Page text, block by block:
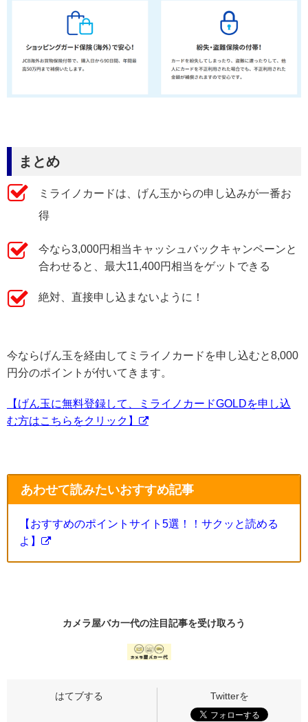
まとめ
ミライノカードは、げん玉からの申し込みが一番お
得
今なら3,000円相当キャッシュバックキャンペーンと
合わせると、最大11,400円相当をゲットできる
絶対、直接申し込まないように！
今ならげん玉を経由してミライノカードを申し込むと8,000
円分のポイントが付いてきます。
【げん玉に無料登録して、ミライノカードGOLDを申し込
む方はこちらをクリック】
あわせて読みたいおすすめ記事
【おすすめのポイントサイト5選！！サクッと読める
よ】
カメラ屋バカ一代の注目記事を受け取ろう